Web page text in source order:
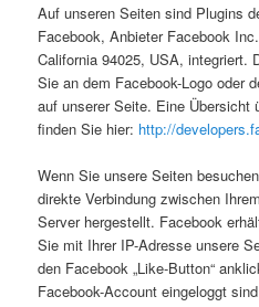
Auf unseren Seiten sind Plugins
Facebook, Anbieter Facebook
California 94025, USA, integriert.
Sie an dem Facebook-Logo oder
auf unserer Seite. Eine Übersicht
finden Sie hier: http://
Wenn Sie unsere Seiten
direkte Verbindung zwischen
Server hergestellt. Facebook
Sie mit Ihrer IP-Adresse unsere
den Facebook „Like-Button“
Facebook-Account eingeloggt